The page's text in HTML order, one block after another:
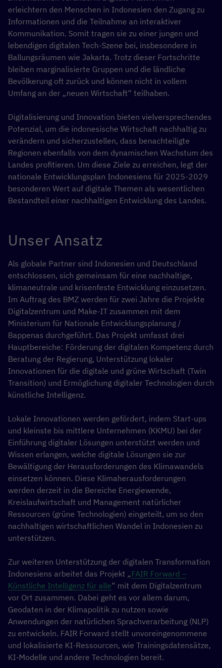
erleichtern den Menschen in Indonesien den Zugang zu
Informationen und die Teilnahme an interaktiver
Kommunikation. Somit tragen sie zu einer jungen und
lebendigen digitalen Tech-Szene bei, insbesondere in
Ballungsräumen wie Jakarta. Trotz dieser Fortschritte
bleiben marginalisierte Gruppen und die ländliche
Bevölkerung oft zurück und können nicht in vollem
Umfang an der „neuen Wirtschaft“ teilhaben.
Digitalisierung und Innovation bieten vielversprechendes
Potenzial, um die indonesische Wirtschaft nachhaltig zu
verändern und sicherzustellen, dass benachteiligte
Regionen ebenfalls von dem dynamischen Wachstum des
Landes profitieren. Um diese Ziele zu erreichen, legt der
nationale Entwicklungsplan Indonesiens für 2025-2029
besonderen Wert auf digitale Themen als wesentlichen
Bestandteil einer nachhaltigen Entwicklung des Landes.
Unser Ansatz
Als globale Partner sind Indonesien und Deutschland
entschlossen, sich gemeinsam für eine nachhaltige,
klimaneutrale und krisenfeste Entwicklung einzusetzen.
Im Auftrag des BMZ werden für zwei Jahre die Projekte
Digitalzentrum und Make-IT zusammen mit dem
Ministerium für Nationale Entwicklungsplanung /
Bappenas durchgeführt. Das Projekt umfasst drei
Hauptbereiche: Förderung der digitalen Kompetenz durch
Beratung der Regierung, Unterstützung lokaler
Innovationen für die digitale und grüne Wirtschaft (Twin
Transition) und Ermöglichung digitaler Technologien durch
künstliche Intelligenz.
Lokale Innovationen werden gefördert, indem Start-ups
und kleinste bis mittlere Unternehmen (KKMU) bei der
Einführung digitaler Lösungen unterstützt werden und
Wissen erlangen, welche digitale Lösungen sie zur
Bewältigung der Herausforderungen des Klimawandels
einsetzen können. Diese Klimaherausforderungen
werden derzeit in die Bereiche Energiewende,
Kreislaufwirtschaft und Management natürlicher
Ressourcen (grüne Technologien) eingeteilt, um so den
nachhaltigen wirtschaftlichen Wandel in Indonesien zu
unterstützen.
Zur weiteren Unterstützung der digitalen Transformation
Indonesiens arbeitet das Projekt „FAIR Forward –
Künstliche Intelligenz für alle“ mit dem Digitalzentrum
vor Ort zusammen. Dabei geht es vor allem darum,
Geodaten in der Klimapolitik zu nutzen sowie
Anwendungen der natürlichen Sprachverarbeitung (NLP)
zu entwickeln. FAIR Forward stellt unvoreingenommene
und lokalisierte KI-Ressourcen, wie Trainingsdatensätze,
KI-Modelle und andere Technologien bereit.